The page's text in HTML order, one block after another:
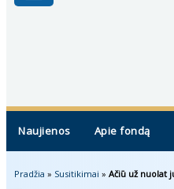
Naujienos Apie fondą
Pradžia » Susitikimai » Ačiū už nuolat